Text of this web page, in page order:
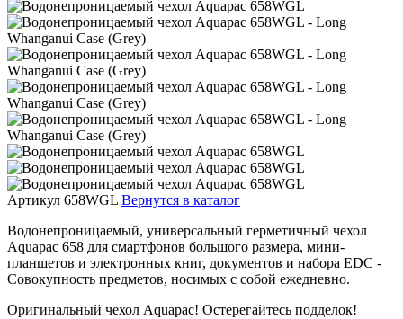
Артикул 658WGL Вернутся в каталог
Водонепроницаемый, универсальный герметичный чехол
Aquapac 658 для смартфонов большого размера, мини-
планшетов и электронных книг, документов и набора EDC -
Совокупность предметов, носимых с собой ежедневно.
Оригинальный чехол Aquapac! Остерегайтесь подделок!